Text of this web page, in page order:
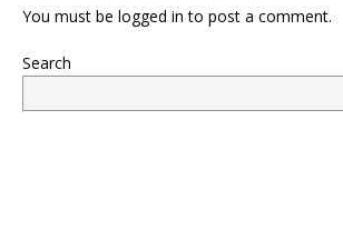
You must be logged in to post a comment.
Search